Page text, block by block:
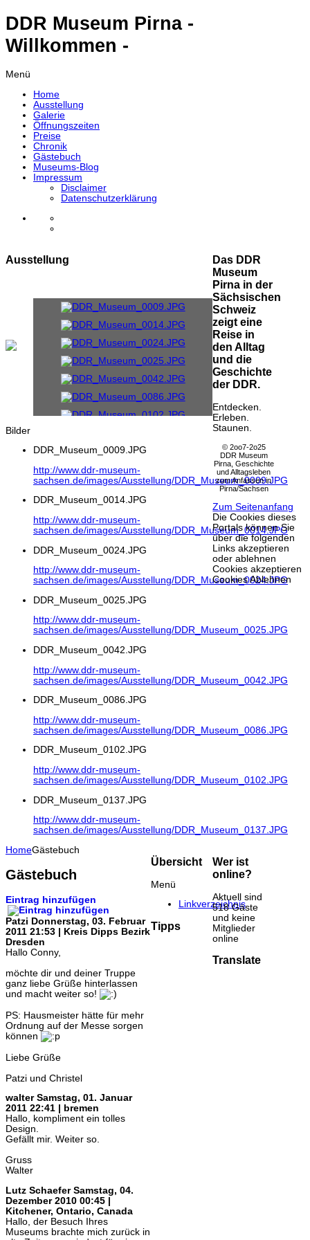
DDR Museum Pirna -
Willkommen -
Menü
Home
Ausstellung
Galerie
Öffnungszeiten
Preise
Chronik
Gästebuch
Museums-Blog
Impressum
Disclaimer
Datenschutzerklärung
Ausstellung
Bilder
DDR_Museum_0009.JPG
http://www.ddr-museum-
sachsen.de/images/Ausstellung/DDR_Museum_0009.JPG
DDR_Museum_0014.JPG
http://www.ddr-museum-
sachsen.de/images/Ausstellung/DDR_Museum_0014.JPG
DDR_Museum_0024.JPG
http://www.ddr-museum-
sachsen.de/images/Ausstellung/DDR_Museum_0024.JPG
DDR_Museum_0025.JPG
http://www.ddr-museum-
sachsen.de/images/Ausstellung/DDR_Museum_0025.JPG
DDR_Museum_0042.JPG
http://www.ddr-museum-
sachsen.de/images/Ausstellung/DDR_Museum_0042.JPG
DDR_Museum_0086.JPG
http://www.ddr-museum-
sachsen.de/images/Ausstellung/DDR_Museum_0086.JPG
DDR_Museum_0102.JPG
http://www.ddr-museum-
sachsen.de/images/Ausstellung/DDR_Museum_0102.JPG
DDR_Museum_0137.JPG
http://www.ddr-museum-
sachsen.de/images/Ausstellung/DDR_Museum_0137.JPG
Das DDR
Museum
Pirna in der
Sächsischen
Schweiz
zeigt eine
Reise in
den Alltag
und die
Geschichte
der DDR.
Entdecken.
Erleben.
Staunen.
HomeGästebuch
Gästebuch
Eintrag hinzufügen
Patzi Donnerstag, 03. Februar
2011 21:53 | Kreis Dipps Bezirk
Dresden
Hallo Conny,
möchte dir und deiner Truppe
ganz liebe Grüße hinterlassen
und macht weiter so!
PS: Hausmeister hätte für mehr
Ordnung auf der Messe sorgen
können
Liebe Grüße
Patzi und Christel
walter Samstag, 01. Januar
2011 22:41 | bremen
Hallo, kompliment ein tolles
Design.
Gefällt mir. Weiter so.
Gruss
Walter
Lutz Schaefer Samstag, 04.
Dezember 2010 00:45 |
Kitchener, Ontario, Canada
Hallo, der Besuch Ihres
Museums brachte mich zurück in
Übersicht
Menü
Linkverzeichnis
Tipps
Wer ist
online?
Aktuell sind
518 Gäste
und keine
Mitglieder
online
Translate
© 2oo7-2o25
DDR Museum
Pirna, Geschichte
und Alltagsleben
zum Anfassen in
Pirna/Sachsen
Zum Seitenanfang
Die Cookies dieses
Portals können Sie
über die folgenden
Links akzeptieren
oder ablehnen
Cookies akzeptieren
Cookies Ablehnen